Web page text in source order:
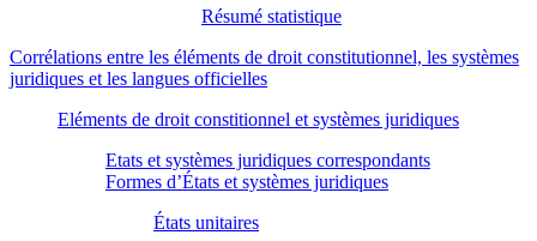
Résumé statistique
Corrélations entre les éléments de droit constitutionnel, les systèmes
juridiques et les langues officielles
Eléments de droit constitionnel et systèmes juridiques
Etats et systèmes juridiques correspondants
Formes d’États et systèmes juridiques
États unitaires